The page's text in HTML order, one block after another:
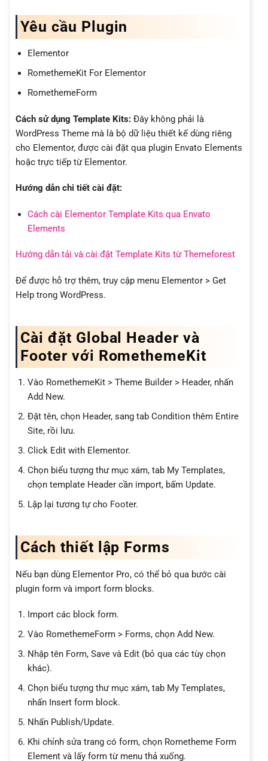
Yêu cầu Plugin
Elementor
RomethemeKit For Elementor
RomethemeForm
Cách sử dụng Template Kits: Đây không phải là
WordPress Theme mà là bộ dữ liệu thiết kế dùng riêng
cho Elementor, được cài đặt qua plugin Envato Elements
hoặc trực tiếp từ Elementor.
Hướng dẫn chi tiết cài đặt:
Cách cài Elementor Template Kits qua Envato
Elements
Hướng dẫn tải và cài đặt Template Kits từ Themeforest
Để được hỗ trợ thêm, truy cập menu Elementor > Get
Help trong WordPress.
Cài đặt Global Header và
Footer với RomethemeKit
Vào RomethemeKit > Theme Builder > Header, nhấn
Add New.
Đặt tên, chọn Header, sang tab Condition thêm Entire
Site, rồi lưu.
Click Edit with Elementor.
Chọn biểu tượng thư mục xám, tab My Templates,
chọn template Header cần import, bấm Update.
Lặp lại tương tự cho Footer.
Cách thiết lập Forms
Nếu bạn dùng Elementor Pro, có thể bỏ qua bước cài
plugin form và import form blocks.
Import các block form.
Vào RomethemeForm > Forms, chọn Add New.
Nhập tên Form, Save và Edit (bỏ qua các tùy chọn
khác).
Chọn biểu tượng thư mục xám, tab My Templates,
nhấn Insert form block.
Nhấn Publish/Update.
Khi chỉnh sửa trang có form, chọn Rometheme Form
Element và lấy form từ menu thả xuống.